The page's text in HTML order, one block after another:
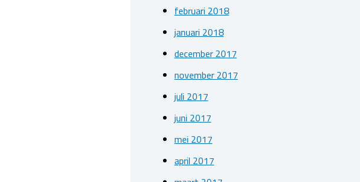
februari 2018
januari 2018
december 2017
november 2017
juli 2017
juni 2017
mei 2017
april 2017